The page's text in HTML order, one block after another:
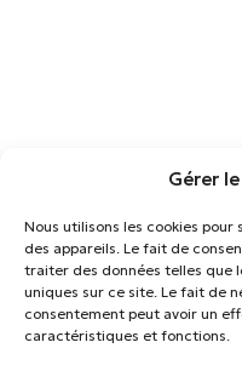
Gérer
Nous utilisons les cookies
des appareils. Le fait de
traiter des données telles que
uniques sur ce site. Le fait de
consentement peut avoir un
caractéristiques et fonctions.